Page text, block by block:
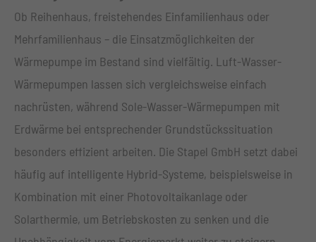
+44 1234 567 890
Drop us a line
info@yourdomain.com
About us
Lorem ipsum dolor sit amet, consectetuer adipiscing
elit.
Aenean commodo ligula eget dolor. Aenean massa.
Cum sociis natoque penatibus et magnis dis parturient
montes, nascetur ridiculus mus. Donec quam felis,
Ob Reihenhaus, freistehendes Einfamilienhaus oder
Mehrfamilienhaus – die Einsatzmöglichkeiten der
Wärmepumpe im Bestand sind vielfältig. Luft-Wasser-
Wärmepumpen lassen sich vergleichsweise einfach
nachrüsten, während Sole-Wasser-Wärmepumpen mit
Erdwärme bei entsprechender Grundstückssituation
besonders effizient arbeiten. Die Stapel GmbH setzt dabei
häufig auf intelligente Hybrid-Systeme, beispielsweise in
Kombination mit einer Photovoltaikanlage oder
Solarthermie, um Betriebskosten zu senken und die